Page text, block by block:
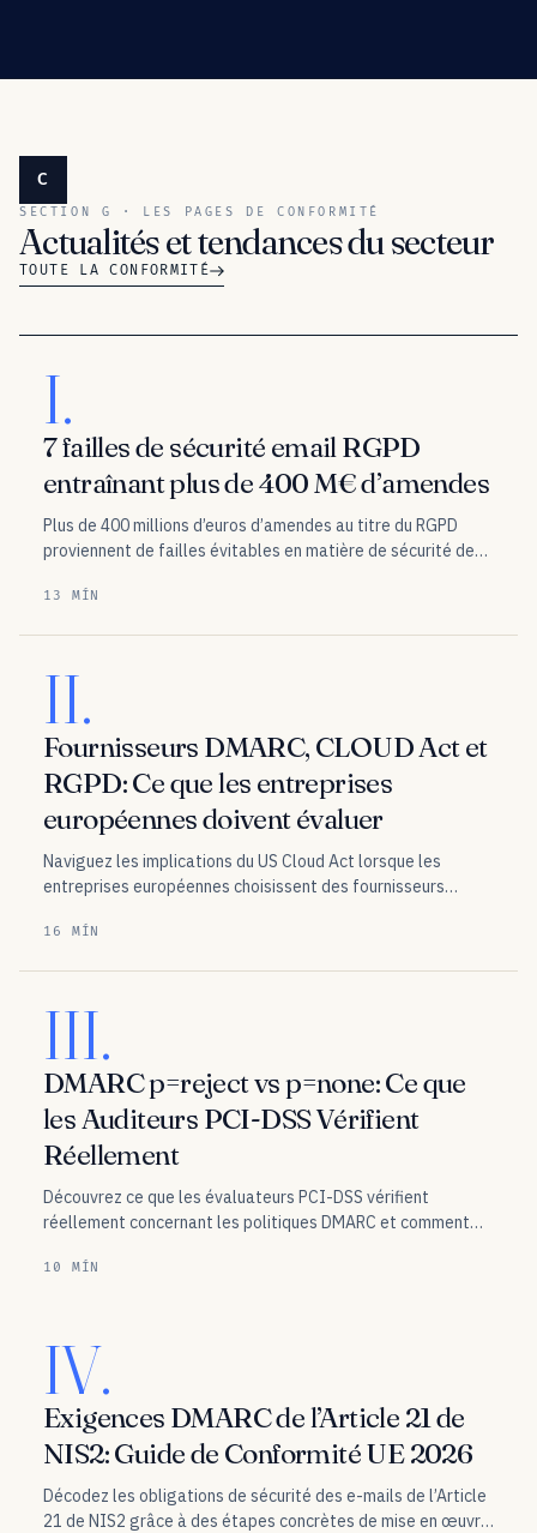
C
SECTION G · LES PAGES DE CONFORMITÉ
Actualités et tendances du secteur
TOUTE LA CONFORMITÉ
I.
7 failles de sécurité email RGPD
entraînant plus de 400 M€ d’amendes
Plus de 400 millions d’euros d’amendes au titre du RGPD
proviennent de failles évitables en matière de sécurité des
l’authentification des e-mails ont conduit aux violations de
13 MÍN
II.
Fournisseurs DMARC, CLOUD Act et
RGPD: Ce que les entreprises
européennes doivent évaluer
Naviguez les implications du US Cloud Act lorsque les
entreprises européennes choisissent des fournisseurs
organisations européennes mettant en œuvre
16 MÍN
III.
DMARC p=reject vs p=none: Ce que
les Auditeurs PCI-DSS Vérifient
Réellement
Découvrez ce que les évaluateurs PCI-DSS vérifient
réellement concernant les politiques DMARC et comment
évaluation de conformité ainsi que votre niveau de sécurité
10 MÍN
IV.
Exigences DMARC de l’Article 21 de
NIS2: Guide de Conformité UE 2026
Décodez les obligations de sécurité des e-mails de l’Article
21 de NIS2 grâce à des étapes concrètes de mise en œuvre